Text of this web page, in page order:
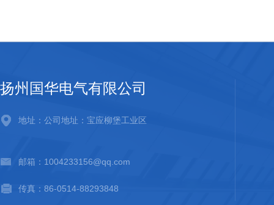
扬州国华电气有限公司
地址：公司地址：宝应柳堡工业区
邮箱：1004233156@qq.com
传真：86-0514-88293848